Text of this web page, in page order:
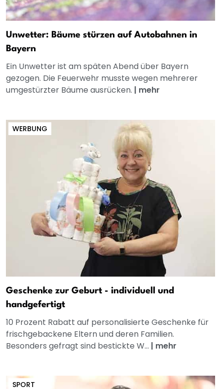
Unwetter: Bäume stürzen auf Autobahnen in
Bayern
Ein Unwetter ist am späten Abend über Bayern
gezogen. Die Feuerwehr musste wegen mehrerer
umgestürzter Bäume ausrücken. | mehr
WERBUNG
Geschenke zur Geburt - individuell und
handgefertigt
10 Prozent Rabatt auf personalisierte Geschenke für
frischgebackene Eltern und deren Familien.
Besonders gefragt sind bestickte W... | mehr
SPORT